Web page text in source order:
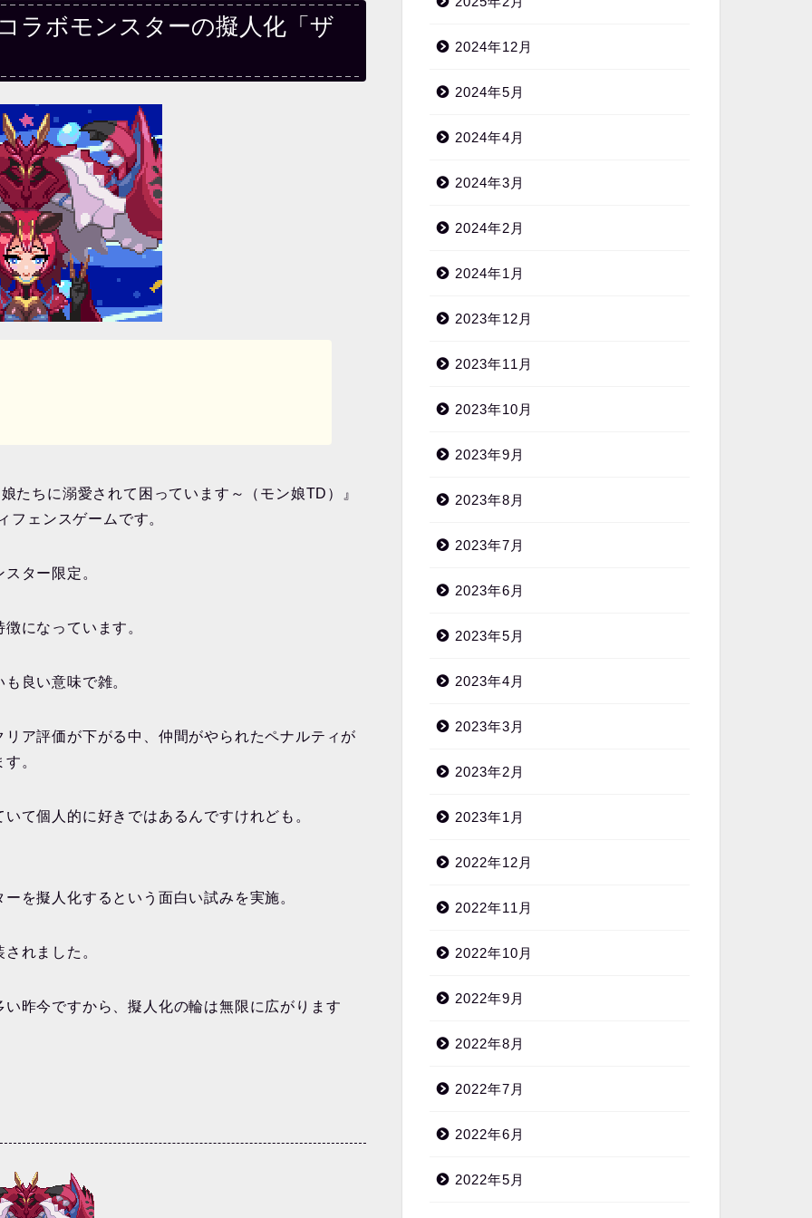
ラボモンスターの擬人化「ザ
たちに溺愛されて困っています～（モン娘TD）』
フェンスゲームです。
ター限定。
になっています。
良い意味で雑。
ア評価が下がる中、仲間がやられたペナルティが
。
て個人的に好きではあるんですけれども。
を擬人化するという面白い試みを実施。
れました。
昨今ですから、擬人化の輪は無限に広がります
2024年12月
2024年5月
2024年4月
2024年3月
2024年2月
2024年1月
2023年12月
2023年11月
2023年10月
2023年9月
2023年8月
2023年7月
2023年6月
2023年5月
2023年4月
2023年3月
2023年2月
2023年1月
2022年12月
2022年11月
2022年10月
2022年9月
2022年8月
2022年7月
2022年6月
2022年5月